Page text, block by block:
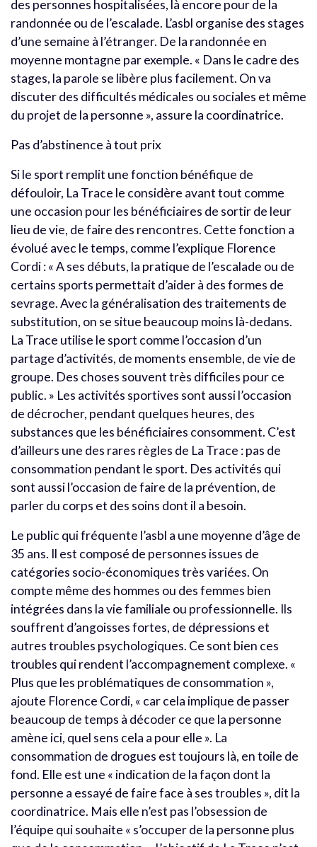
des personnes hospitalisées, là encore pour de la
randonnée ou de l’escalade. L’asbl organise des stages
d’une semaine à l’étranger. De la randonnée en
moyenne montagne par exemple. « Dans le cadre des
stages, la parole se libère plus facilement. On va
discuter des difficultés médicales ou sociales et même
du projet de la personne », assure la coordinatrice.
Pas d’abstinence à tout prix
Si le sport remplit une fonction bénéfique de
défouloir, La Trace le considère avant tout comme
une occasion pour les bénéficiaires de sortir de leur
lieu de vie, de faire des rencontres. Cette fonction a
évolué avec le temps, comme l’explique Florence
Cordi : « A ses débuts, la pratique de l’escalade ou de
certains sports permettait d’aider à des formes de
sevrage. Avec la généralisation des traitements de
substitution, on se situe beaucoup moins là-dedans.
La Trace utilise le sport comme l’occasion d’un
partage d’activités, de moments ensemble, de vie de
groupe. Des choses souvent très difficiles pour ce
public. » Les activités sportives sont aussi l’occasion
de décrocher, pendant quelques heures, des
substances que les bénéficiaires consomment. C’est
d’ailleurs une des rares règles de La Trace : pas de
consommation pendant le sport. Des activités qui
sont aussi l’occasion de faire de la prévention, de
parler du corps et des soins dont il a besoin.
Le public qui fréquente l’asbl a une moyenne d’âge de
35 ans. Il est composé de personnes issues de
catégories socio-économiques très variées. On
compte même des hommes ou des femmes bien
intégrées dans la vie familiale ou professionnelle. Ils
souffrent d’angoisses fortes, de dépressions et
autres troubles psychologiques. Ce sont bien ces
troubles qui rendent l’accompagnement complexe. «
Plus que les problématiques de consommation »,
ajoute Florence Cordi, « car cela implique de passer
beaucoup de temps à décoder ce que la personne
amène ici, quel sens cela a pour elle ». La
consommation de drogues est toujours là, en toile de
fond. Elle est une « indication de la façon dont la
personne a essayé de faire face à ses troubles », dit la
coordinatrice. Mais elle n’est pas l’obsession de
l’équipe qui souhaite « s’occuper de la personne plus